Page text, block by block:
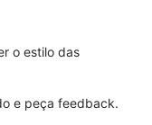
o estilo das
e peça feedback.